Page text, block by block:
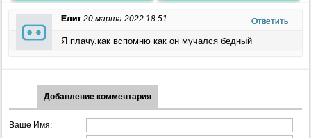
Елит 20 марта 2022 18:51 Ответить
Я плачу.как вспомню как он мучался бедный
Добавление комментария
Ваше Имя: